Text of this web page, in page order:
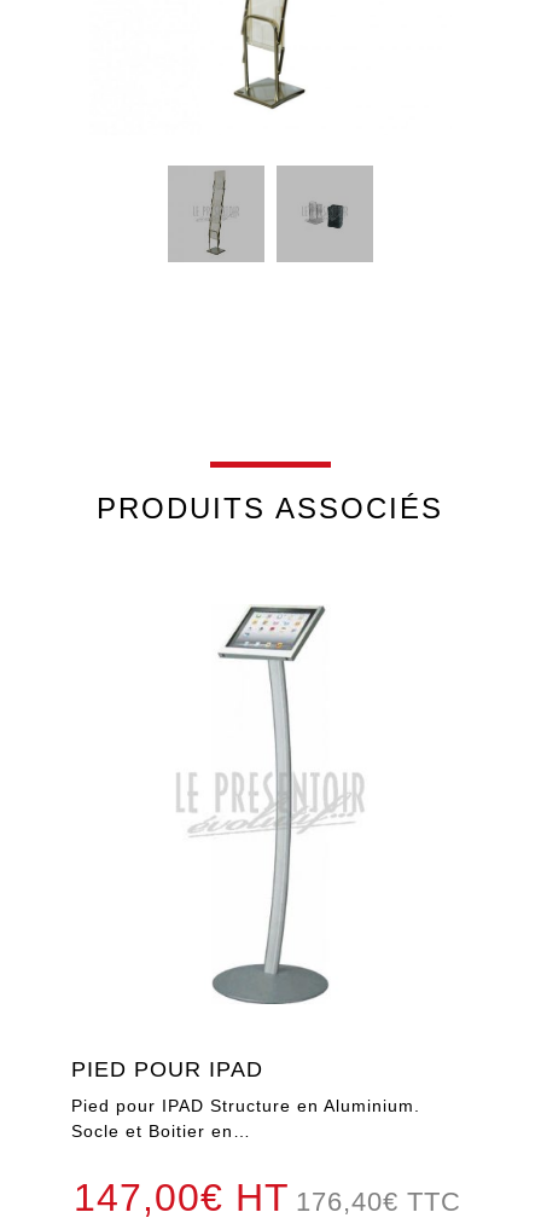
PRODUITS ASSOCIÉS
PIED POUR IPAD
Pied pour IPAD Structure en Aluminium.
Socle et Boitier en…
147,00€ HT 176,40€ TTC